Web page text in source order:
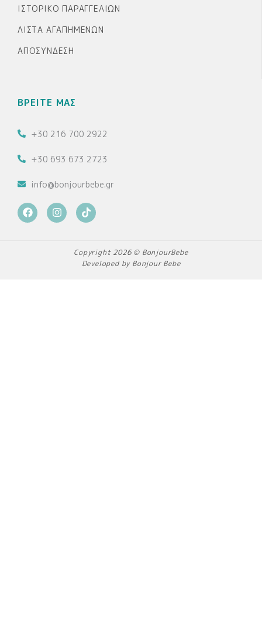
ΙΣΤΟΡΙΚΌ ΠΑΡΑΓΓΕΛΙΏΝ
ΛΊΣΤΑ ΑΓΑΠΗΜΈΝΩΝ
ΑΠΟΣΎΝΔΕΣΗ
ΒΡΕΙΤΕ ΜΑΣ
+30 216 700 2922
+30 693 673 2723
info@bonjourbebe.gr
F
a
c
I
n
s
T
i
k
k
Copyright 2026 © BonjourBebe
Developed by Bonjour Bebe